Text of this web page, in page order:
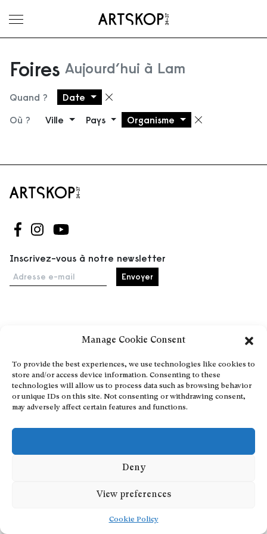
Manage Cookie Consent
To provide the best experiences, we use technologies like cookies to
store and/or access device information. Consenting to these
technologies will allow us to process data such as browsing behavior
or unique IDs on this site. Not consenting or withdrawing consent,
may adversely affect certain features and functions.
Deny
View preferences
Cookie Policy
Ouvrir le menu
Foires Aujourd’hui à Lam
Quand ? Date Supprimer le filtre
Où ? Ville Pays Organisme
Suivez-nous sur Facebook
Suivez-nous sur Instagram
Suivez-nous sur Youtube
Inscrivez-vous à notre newsletter
Adresse e-mail
À propos
Partenaires
Contact
Conditions générales
Confidentialité et cookies